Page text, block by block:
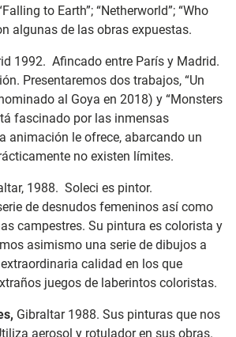
to Earth”; “Netherworld”; “Who
algunas de las obras expuestas.
1992. Afincado entre París y Madrid.
Presentaremos dos trabajos, “Un
al Goya en 2018) y “Monsters
fascinado por las inmensas
animación le ofrece, abarcando un
no existen límites.
1988. Soleci es pintor.
de desnudos femeninos así como
campestres. Su pintura es colorista y
asimismo una serie de dibujos a
calidad en los que
juegos de laberintos coloristas.
Gibraltar 1988. Sus pinturas que nos
aerosol y rotulador en sus obras.